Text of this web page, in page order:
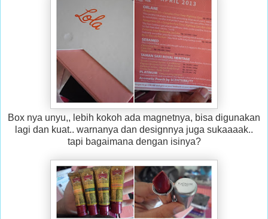
Box nya unyu,, lebih kokoh ada magnetnya, bisa digunakan
lagi dan kuat.. warnanya dan designnya juga sukaaaak..
tapi bagaimana dengan isinya?